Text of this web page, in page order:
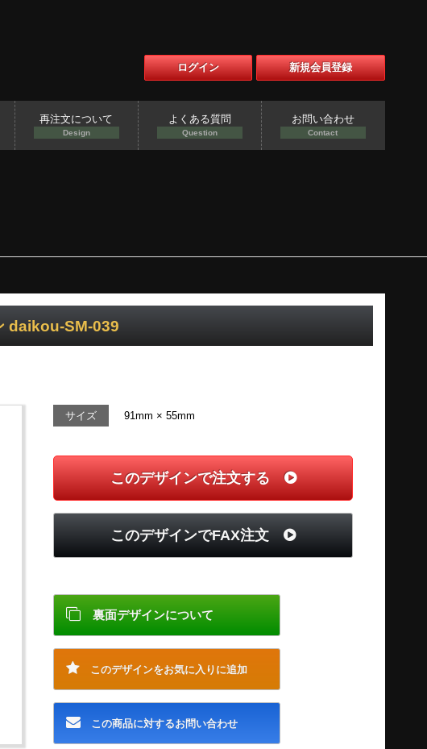
新規会員登録
ログイン
再注文について
Design
よくある質問
Question
お問い合わせ
Contact
daikou-SM-039
サイズ 91mm × 55mm
このデザインで注文する
このデザインでFAX注文
裏面デザインについて
このデザインをお気に入りに追加
この商品に対するお問い合わせ